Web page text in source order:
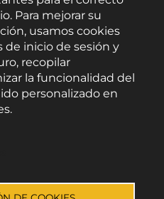
de privacidad-
Para mejorar su
usamos cookies
de inicio de sesión y
recopilar
la funcionalidad del
personalizado en